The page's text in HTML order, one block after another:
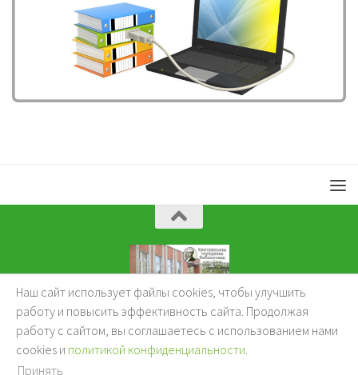
KuzBibliok © 2026.
Наш сайт использует файлы cookies, чтобы улучшить
работу и повысить эффективность сайта. Продолжая
работу с сайтом, вы соглашаетесь с использованием нами
cookies и политикой конфиденциальности.
Принять